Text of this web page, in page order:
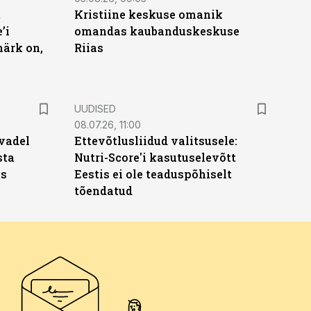
on,
Kristiine keskuse omanik
omandas kaubanduskeskuse
Riias
UUDISED
08.07.26, 11:00
Ettevõtlusliidud valitsusele:
Nutri-Score'i kasutuselevõtt
Eestis ei ole teaduspõhiselt
tõendatud